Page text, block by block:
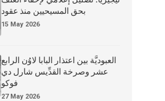
بحق المسيحيين منذ عقود
15 May 2026
العبوديَّة بين اعتذار البابا لاوُن الرابع
عشر وصرخة القدِّيس شارل دي
فوكو
27 May 2026